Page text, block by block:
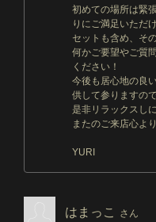
初めての場所は緊
りにご満足いただ
セットも含め、そ
何かご要望やご質
ください！
今後も居心地の良
供して参りますの
是非リラックスし
またのご来店心よ
YURI
はまっこ さん